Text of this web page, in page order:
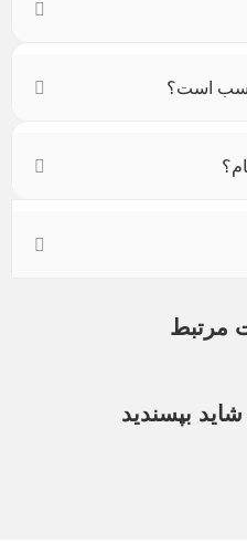
است؟
مرتبط
بپسندید